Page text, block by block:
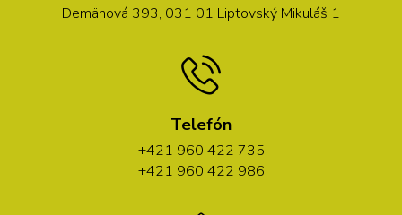
Demänová 393, 031 01 Liptovský Mikuláš 1
Telefón
+421 960 422 735
+421 960 422 986